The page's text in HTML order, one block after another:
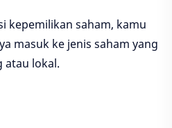
kepemilikan saham, kamu
masuk ke jenis saham yang
atau lokal.